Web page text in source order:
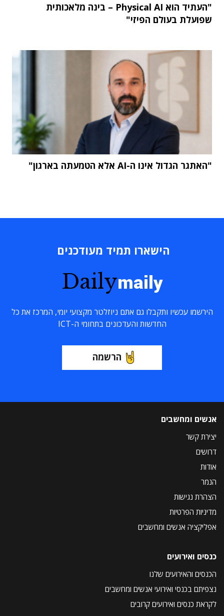
"העתיד הוא Physical AI – בינה מלאכותית
שפועלת בעולם הפיזי"
"האתגר הגדול אינו ה-AI אלא הטמעתה בארגון"
הישארו תמיד מעודכנים
Dailymaily
הירשמו עכשיו ותקבלו גם אתם ניוזלטר מקצועי יומי, המרכז את כל
החדשות והעדכונים בתחומי ה-ICT
הרשמה
אנשים ומחשבים
יצירת קשר
דרושים
אודות
הנמר
הצהרת נגישות
מדיניות הפרטיות
אפליקציה אנשים ומחשבים
כנסים ואירועים
הכנסים והאירועים שלנו
נצפיתם בכנסי ואירועי אנשים ומחשבים
לקראת כנסים ואירועים קרובים